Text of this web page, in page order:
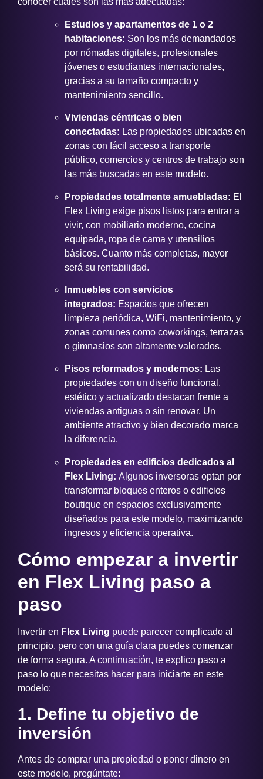
Estudios y apartamentos de 1 o 2
habitaciones: Son los más demandados
por nómadas digitales, profesionales
jóvenes o estudiantes internacionales,
gracias a su tamaño compacto y
mantenimiento sencillo.
Viviendas céntricas o bien
conectadas: Las propiedades ubicadas en
zonas con fácil acceso a transporte
público, comercios y centros de trabajo son
las más buscadas en este modelo.
Propiedades totalmente amuebladas: El
Flex Living exige pisos listos para entrar a
vivir, con mobiliario moderno, cocina
equipada, ropa de cama y utensilios
básicos. Cuanto más completas, mayor
será su rentabilidad.
Inmuebles con servicios
integrados: Espacios que ofrecen
limpieza periódica, WiFi, mantenimiento, y
zonas comunes como coworkings, terrazas
o gimnasios son altamente valorados.
Pisos reformados y modernos: Las
propiedades con un diseño funcional,
estético y actualizado destacan frente a
viviendas antiguas o sin renovar. Un
ambiente atractivo y bien decorado marca
la diferencia.
Propiedades en edificios dedicados al
Flex Living: Algunos inversoras optan por
transformar bloques enteros o edificios
boutique en espacios exclusivamente
diseñados para este modelo, maximizando
ingresos y eficiencia operativa.
Cómo empezar a invertir
en Flex Living paso a
paso
Invertir en Flex Living puede parecer complicado al
principio, pero con una guía clara puedes comenzar
de forma segura. A continuación, te explico paso a
paso lo que necesitas hacer para iniciarte en este
modelo:
1. Define tu objetivo de
inversión
Antes de comprar una propiedad o poner dinero en
este modelo, pregúntate: